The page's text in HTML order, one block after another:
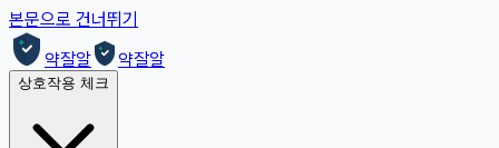
본문으로 건너뛰기
약잘알
약잘알
상호작용 체크